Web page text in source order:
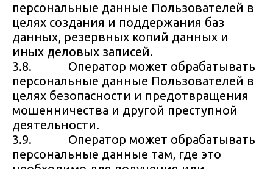
персональные данные Пользователей в
целях создания и поддержания баз
данных, резервных копий данных и
иных деловых записей.
3.8. Оператор может обрабатывать
персональные данные Пользователей в
целях безопасности и предотвращения
мошенничества и другой преступной
деятельности.
3.9. Оператор может обрабатывать
персональные данные там, где это